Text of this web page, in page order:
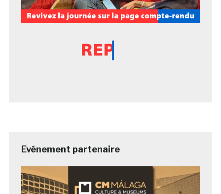
Evénement partenaire